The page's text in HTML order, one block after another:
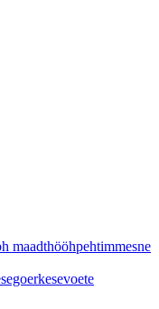
maadthööhpehtimmesne